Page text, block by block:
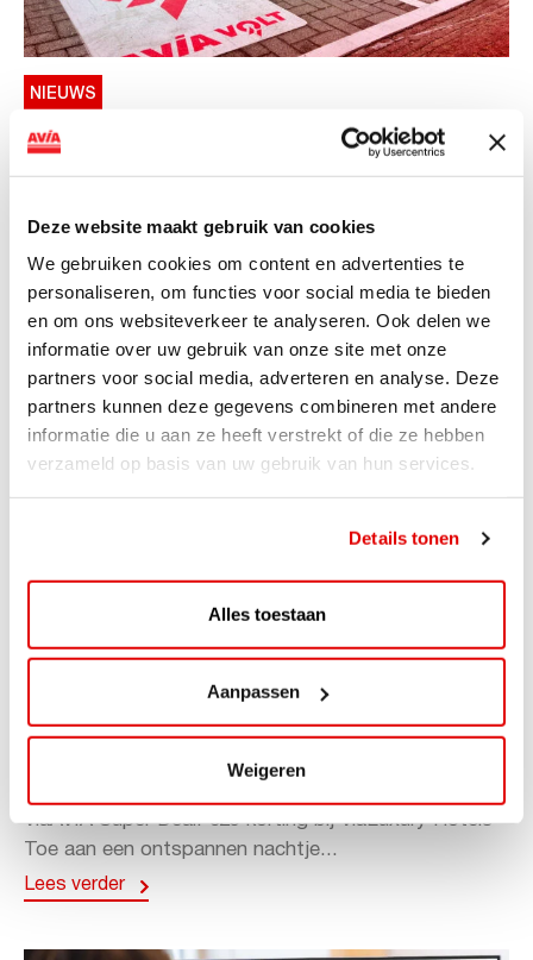
Deze website maakt gebruik van cookies
We gebruiken cookies om content en advertenties te
personaliseren, om functies voor social media te bieden
en om ons websiteverkeer te analyseren. Ook delen we
informatie over uw gebruik van onze site met onze
partners voor social media, adverteren en analyse. Deze
partners kunnen deze gegevens combineren met andere
informatie die u aan ze heeft verstrekt of die ze hebben
verzameld op basis van uw gebruik van hun services.
Details tonen
Alles toestaan
Aanpassen
Weigeren
NIEUWS
AVIA VOLT en Fletcher Hotels starten
landelijke uitrol van DC-
AVIA VOLT en Fletcher Hotels starten landelijke uitrol
van DC-snellaadinfrastructuur AVIA VOLT en...
Lees verder
ViaAVIA Super Deal: 20% korting bij
ViaLuxury Hotels
ViaAVIA Super Deal: €25 korting bij ViaLuxury Hotels
Toe aan een ontspannen nachtje...
Lees verder